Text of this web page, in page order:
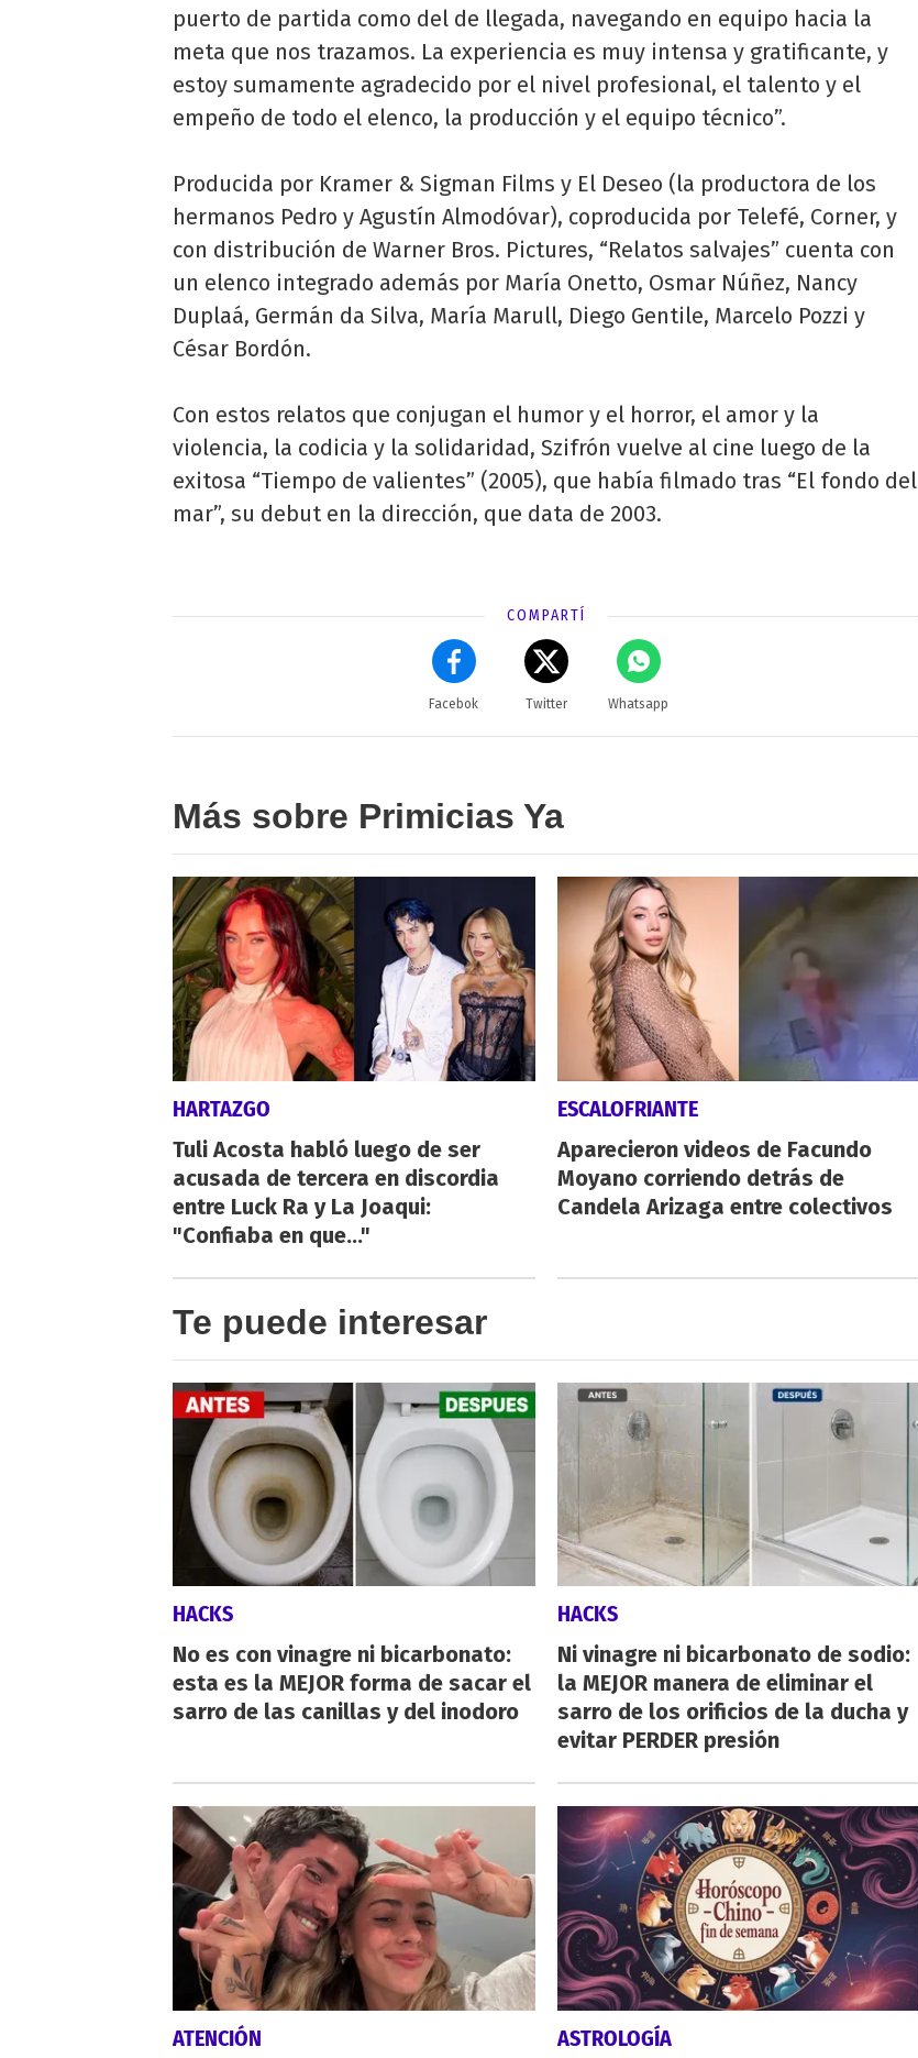
puerto de partida como del de llegada, navegando en equipo hacia la
meta que nos trazamos. La experiencia es muy intensa y gratificante, y
estoy sumamente agradecido por el nivel profesional, el talento y el
empeño de todo el elenco, la producción y el equipo técnico”.
Producida por Kramer & Sigman Films y El Deseo (la productora de los
hermanos Pedro y Agustín Almodóvar), coproducida por Telefé, Corner, y
con distribución de Warner Bros. Pictures, “Relatos salvajes” cuenta con
un elenco integrado además por María Onetto, Osmar Núñez, Nancy
Duplaá, Germán da Silva, María Marull, Diego Gentile, Marcelo Pozzi y
César Bordón.
Con estos relatos que conjugan el humor y el horror, el amor y la
violencia, la codicia y la solidaridad, Szifrón vuelve al cine luego de la
exitosa “Tiempo de valientes” (2005), que había filmado tras “El fondo del
mar”, su debut en la dirección, que data de 2003.
COMPARTÍ
Facebok Twitter Whatsapp
Más sobre Primicias Ya
HARTAZGO
Tuli Acosta habló luego de ser
acusada de tercera en discordia
entre Luck Ra y La Joaqui:
"Confiaba en que..."
ESCALOFRIANTE
Aparecieron videos de Facundo
Moyano corriendo detrás de
Candela Arizaga entre colectivos
Te puede interesar
HACKS
No es con vinagre ni bicarbonato:
esta es la MEJOR forma de sacar el
sarro de las canillas y del inodoro
HACKS
Ni vinagre ni bicarbonato de sodio:
la MEJOR manera de eliminar el
sarro de los orificios de la ducha y
evitar PERDER presión
ATENCIÓN ASTROLOGÍA